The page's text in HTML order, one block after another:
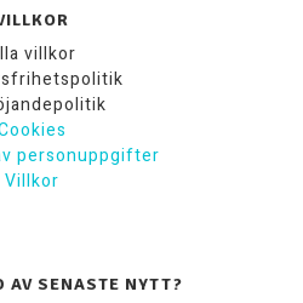
villkor
personuppgifter
Villkor
AV SENASTE NYTT?